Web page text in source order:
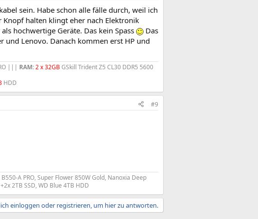
sein. Habe schon alle fälle durch, weil ich
Knopf halten klingt eher nach Elektronik
hochwertige Geräte. Das kein Spass
Das
und Lenovo. Danach kommen erst HP und
||| RAM:2 x 32GBGSkill Trident Z5 CL30 DDR5 5600
HDD
#9
A PRO, Super Flower 850W Gold, Nanoxia Deep
2TB SSD, WD Blue 4TB HDD
einloggen oder registrieren, um hier zu antworten.